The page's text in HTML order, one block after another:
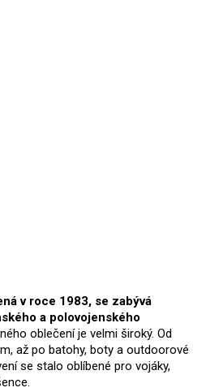
v roce 1983, se zabývá
a polovojenského
oblečení je velmi široký. Od
až po batohy, boty a outdoorové
se stalo oblíbené pro vojáky,